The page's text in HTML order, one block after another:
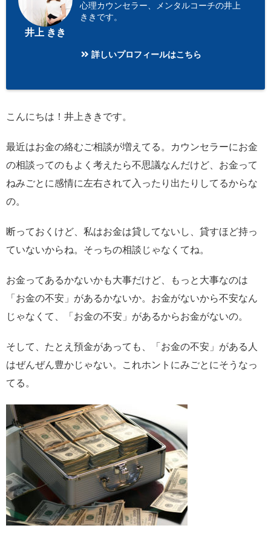
井上 きき
心理カウンセラー、メンタルコーチの井上
ききです。
詳しいプロフィールはこちら
こんにちは！井上ききです。
最近はお金の絡むご相談が増えてる。カウンセラーにお金
の相談ってのもよく考えたら不思議なんだけど、お金って
ねみごとに感情に左右されて入ったり出たりしてるからな
の。
断っておくけど、私はお金は貸してないし、貸すほど持っ
ていないからね。そっちの相談じゃなくてね。
お金ってあるかないかも大事だけど、もっと大事なのは
「お金の不安」があるかないか。お金がないから不安なん
じゃなくて、「お金の不安」があるからお金がないの。
そして、たとえ預金があっても、「お金の不安」がある人
はぜんぜん豊かじゃない。これホントにみごとにそうなっ
てる。